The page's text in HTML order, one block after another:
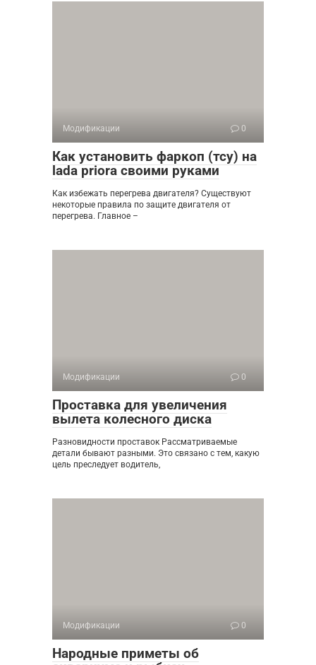
Модификации 0
Как установить фаркоп (тсу) на
lada priora своими руками
Как избежать перегрева двигателя? Существуют
некоторые правила по защите двигателя от
перегрева. Главное –
Модификации 0
Проставка для увеличения
вылета колесного диска
Разновидности проставок Рассматриваемые
детали бывают разными. Это связано с тем, какую
цель преследует водитель,
Модификации 0
Народные приметы об